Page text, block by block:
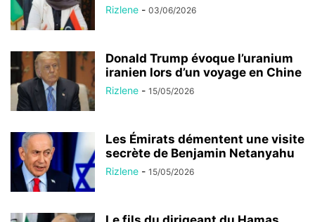
Rizlene - 03/06/2026
Donald Trump évoque l’uranium
iranien lors d’un voyage en Chine
Rizlene - 15/05/2026
Les Émirats démentent une visite
secrète de Benjamin Netanyahu
Rizlene - 15/05/2026